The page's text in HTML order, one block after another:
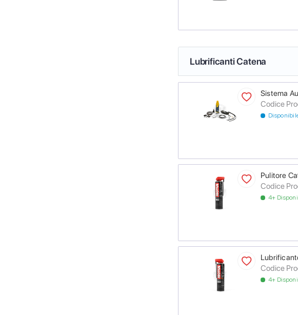
Lubrificanti Catena
Sistema
Codice
Pulitore
Codice
4+
Codice
4+